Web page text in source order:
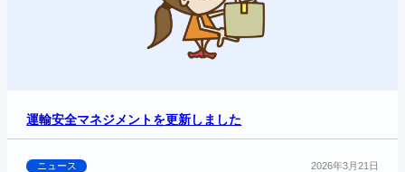
運輸安全マネジメントを更新しました
ニュース 2026年3月21日